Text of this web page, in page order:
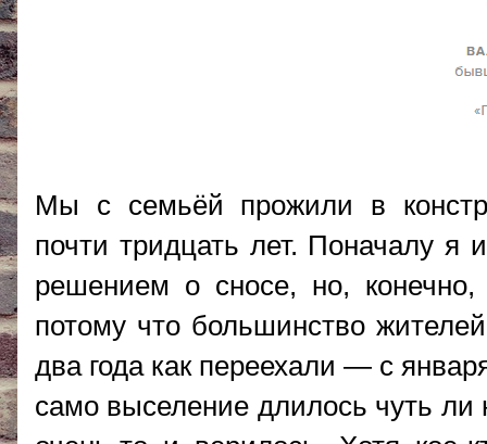
Мы с семьёй прожили в
почти тридцать лет. Поначалу я
решением о сносе, но,
потому что большинство
два года как переехали — с
само выселение длилось чуть ли